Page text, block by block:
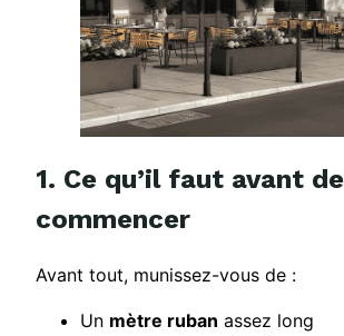
1. Ce qu’il faut avant de
commencer
Avant tout, munissez-vous de :
Un mètre ruban assez long